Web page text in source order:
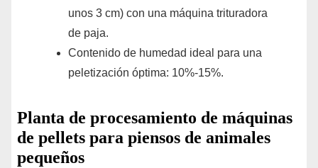
unos 3 cm) con una máquina trituradora
de paja.
Contenido de humedad ideal para una
peletización óptima: 10%-15%.
Planta de procesamiento de máquinas
de pellets para piensos de animales
pequeños